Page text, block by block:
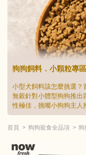
狗狗飼料．小顆粒專區
小型犬飼料該怎麼挑選？
無穀針對小體型狗狗推出
性極佳，挑嘴小狗狗主人
首頁 狗狗寵食全品項 狗
綜合口味
清除
清除